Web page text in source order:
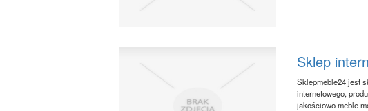
Sklep
Sklepmeble24 jest
internetowego,
jakościowo meble